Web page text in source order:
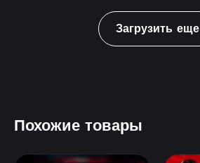
Загрузить еще
Похожие товары